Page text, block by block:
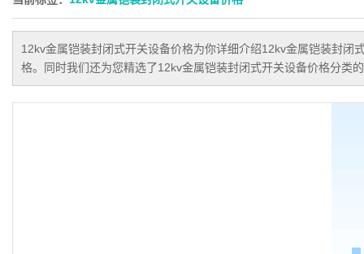
12kv金属铠装封闭式开关设备价格为你详细介绍12kv金属铠装封闭
格。同时我们还为您精选了12kv金属铠装封闭式开关设备价格分类